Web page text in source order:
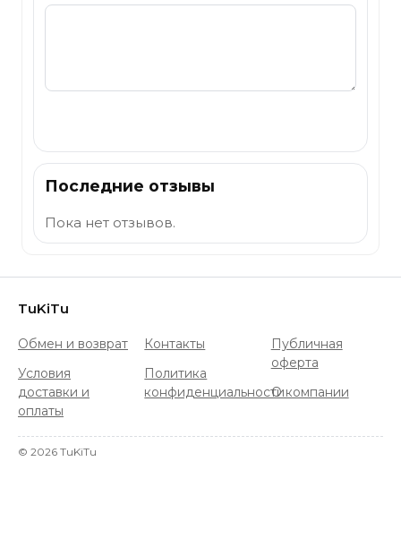
Последние отзывы
Пока нет отзывов.
TuKiTu
Обмен и возврат
Условия
доставки и
оплаты
Контакты
Политика
конфиденциальности
Публичная
оферта
О компании
© 2026 TuKiTu